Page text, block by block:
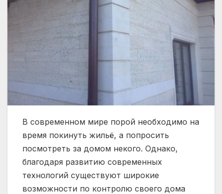
В современном мире порой необходимо на
время покинуть жильё, а попросить
посмотреть за домом некого. Однако,
благодаря развитию современных
технологий существуют широкие
возможности по контролю своего дома